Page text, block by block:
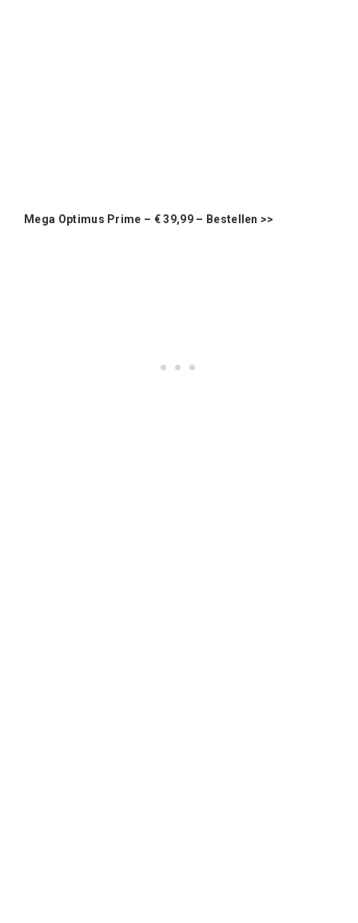
Mega Optimus Prime – € 39,99 – Bestellen >>